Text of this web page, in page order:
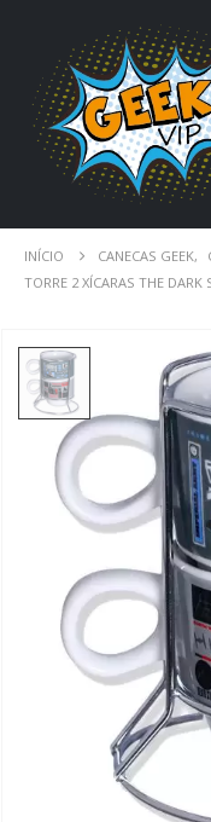
INÍCIO CANECAS GEEK,
TORRE 2 XÍCARAS THE